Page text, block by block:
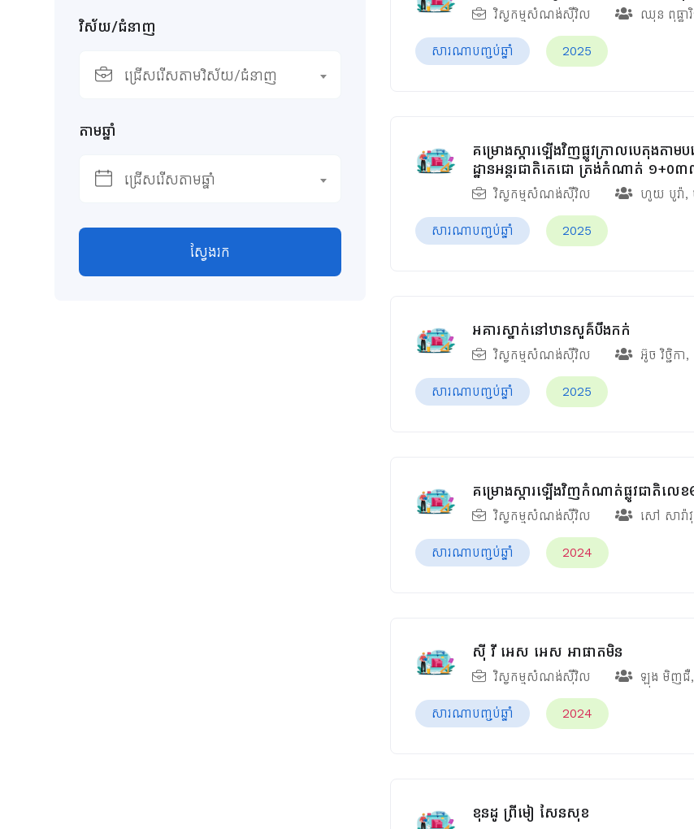
វិស័យ/ជំនាញ
ជ្រើសរើសតាមវិស័យ/ជំនាញ
តាមឆ្នាំ
ជ្រើសរើសតាមឆ្នាំ
ស្វែងរក
វិស្វកម្មសំណង់ស៊ីវិល ឈុន ពុធ្ធារិ
សារណាបញ្ចប់ឆ្នាំ 2025
គម្រោងស្តារឡើងវិញផ្លូវក្រាលបេតុងត
ដ្ឋានអន្តរជាតិតេជោ ត្រង់កំណាត់ ១+
វិស្វកម្មសំណង់ស៊ីវិល ហូយ​ បូរ៉ា,
សារណាបញ្ចប់ឆ្នាំ 2025
អគារស្នាក់នៅឋានសួគ៌បឹងកក់
វិស្វកម្មសំណង់ស៊ីវិល អ៊ូច វិច្ជិកា,
សារណាបញ្ចប់ឆ្នាំ 2025
គម្រោងស្តារឡើងវិញកំណាត់ផ្លូវជាតិល
វិស្វកម្មសំណង់ស៊ីវិល សៅ សារ៉ាវុ
សារណាបញ្ចប់ឆ្នាំ 2024
ស៊ី វី អេស អេស អាផាតមិន
វិស្វកម្មសំណង់ស៊ីវិល ឡុង មិញជឺ,
សារណាបញ្ចប់ឆ្នាំ 2024
ខុនដូ ព្រីមៀ សែនសុខ